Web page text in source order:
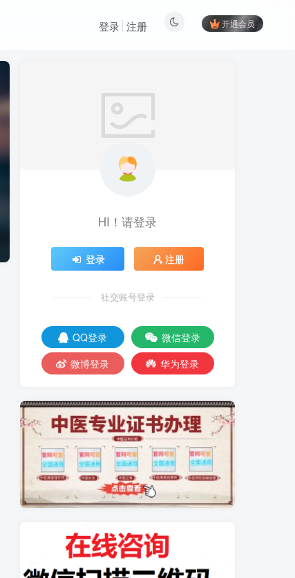
开通会员
登录 注册
HI！请登录
登录 注册
社交账号登录
QQ登录
微信登录
微博登录
华为登录